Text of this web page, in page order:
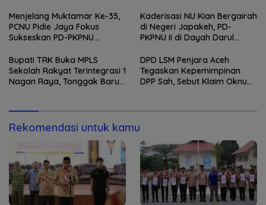
Menjelang Muktamar Ke-35,
PCNU Pidie Jaya Fokus
Sukseskan PD-PKPNU
Kaderisasi NU Kian Bergairah
di Negeri Japakeh, PD-
PKPNU II di Dayah Darul
Diserbu Pendaftar
Bupati TRK Buka MPLS
Sekolah Rakyat Terintegrasi 1
Nagan Raya, Tonggak Baru
DPD LSM Penjara Aceh
Tegaskan Kepemimpinan
DPP Sah, Sebut Klaim Oknum
Publik
Rekomendasi untuk kamu